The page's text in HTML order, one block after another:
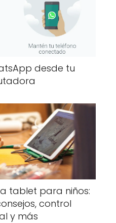
desde tu
tablet para niños:
control
y más